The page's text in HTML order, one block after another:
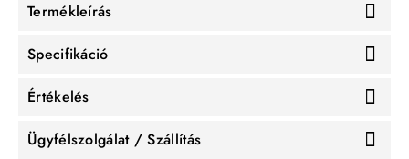
Termékleírás
Specifikáció
Értékelés
Ügyfélszolgálat / Szállítás